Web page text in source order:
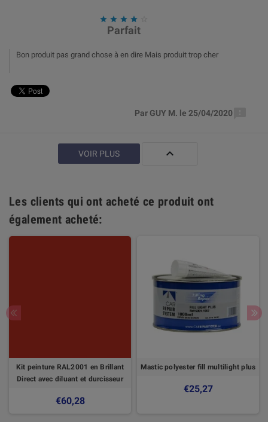
   
Parfait
Bon produit pas grand chose à en dire Mais produit trop cher
Par GUY M. le 25/04/2020
VOIR PLUS 
Les clients qui ont acheté ce produit ont
également acheté:
Kit peinture RAL2001 en Brillant
Direct avec diluant et durcisseur
€60,28
Mastic polyester fill multilight plus
€25,27